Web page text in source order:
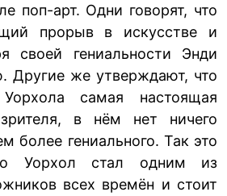
поп-арт. Одни говорят, что
прорыв в искусстве и
своей гениальности Энди
Другие же утверждают, что
самая настоящая
в нём нет ничего
более гениального. Так это
Уорхол стал одним из
всех времён и стоит